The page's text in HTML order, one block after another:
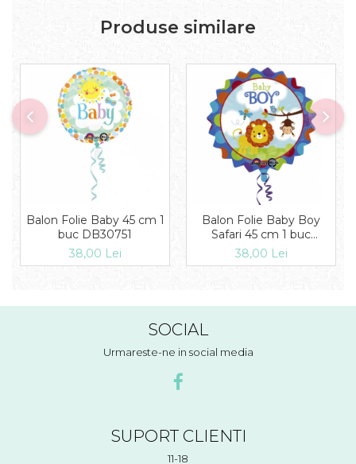
Produse similare
Balon Folie Baby 45 cm 1
buc DB30751
38,00 Lei
Balon Folie Baby Boy
Safari 45 cm 1 buc
DB2684501
38,00 Lei
SOCIAL
Urmareste-ne in social media
SUPORT CLIENTI
11-18